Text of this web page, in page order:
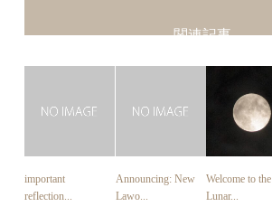
関連記事
important
reflection...
Announcing: New
Lawo...
Welcome to the
Lunar...